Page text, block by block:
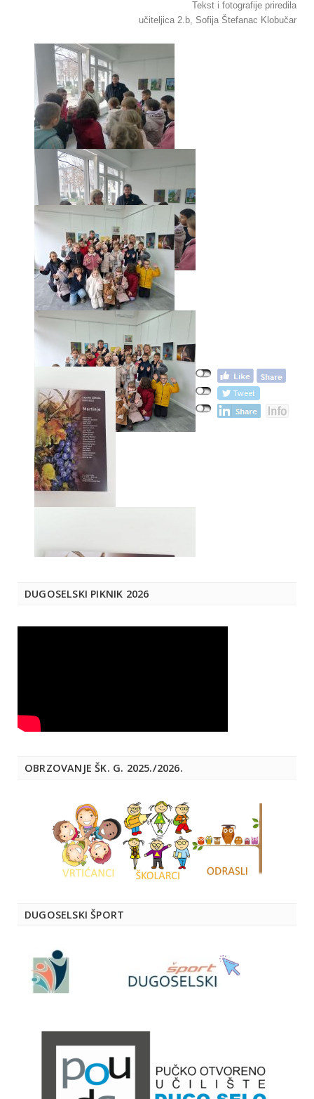
Tekst i fotografije priredila
učiteljica 2.b, Sofija Štefanac Klobučar
DUGOSELSKI PIKNIK 2026
OBRZOVANJE ŠK. G. 2025./2026.
DUGOSELSKI ŠPORT